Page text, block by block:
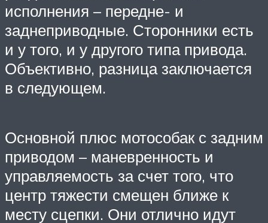
исполнения – передне- и
заднеприводные. Сторонники есть
и у того, и у другого типа привода.
Объективно, разница заключается
в следующем.
Основной плюс мотособак с задним
приводом – маневренность и
управляемость за счет того, что
центр тяжести смещен ближе к
месту сцепки. Они отлично идут